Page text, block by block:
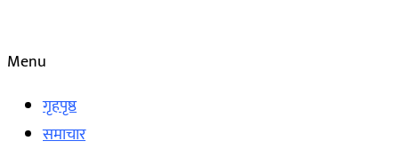
Menu
गृहपृष्ठ
समाचार